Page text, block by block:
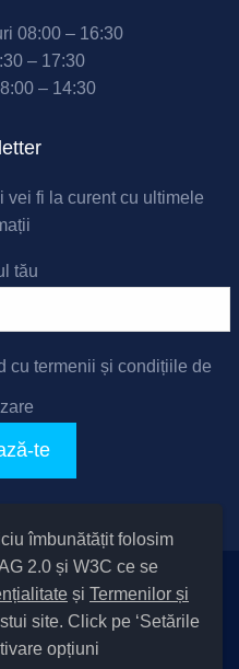
îmbunătățit folosim
2.0 și W3C ce se
și Termenilor și
site. Click pe ‘Setările
opțiuni
08:00 – 16:30
– 17:30
– 14:30
vei fi la curent cu ultimele
tău
cu termenii și condițiile de
Accesibilitate
datelor|Politică de utilizare